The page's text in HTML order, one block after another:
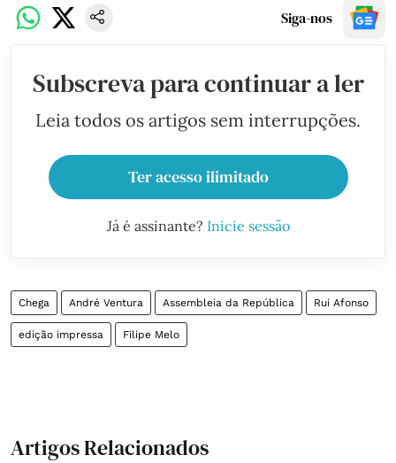
Siga-nos
Subscreva para continuar a ler
Leia todos os artigos sem interrupções.
Ter acesso ilimitado
Já é assinante? Inicie sessão
Chega André Ventura Assembleia da República Rui Afonso
edição impressa Filipe Melo
Artigos Relacionados